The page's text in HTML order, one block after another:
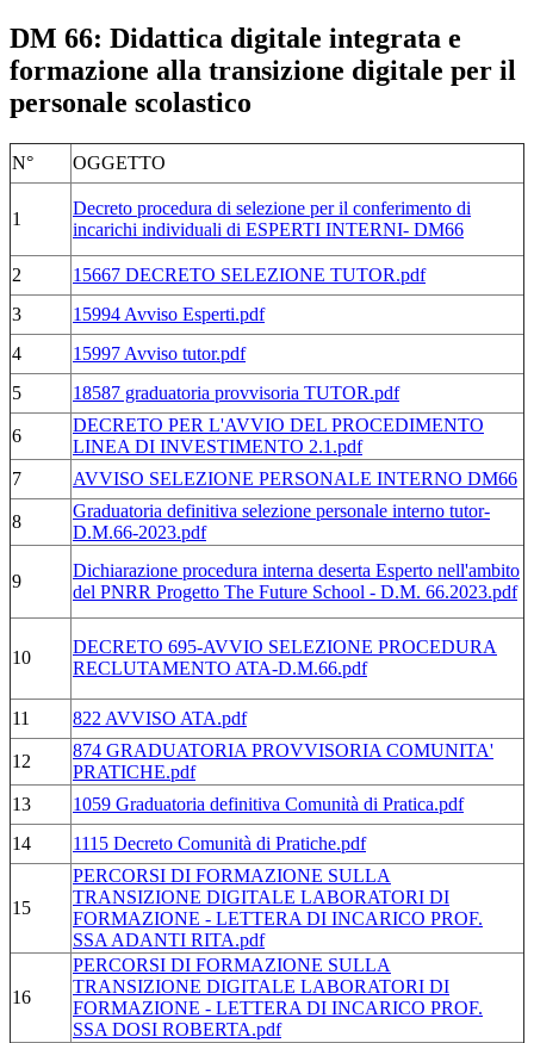
DM 66: Didattica digitale integrata e
formazione alla transizione digitale per il
personale scolastico
N° OGGETTO
1
Decreto procedura di selezione per il conferimento di
incarichi individuali di ESPERTI INTERNI- DM66
2
15667 DECRETO SELEZIONE TUTOR.pdf
3
15994 Avviso Esperti.pdf
4
15997 Avviso tutor.pdf
5
18587 graduatoria provvisoria TUTOR.pdf
6
DECRETO PER L'AVVIO DEL PROCEDIMENTO
LINEA DI INVESTIMENTO 2.1.pdf
7
AVVISO SELEZIONE PERSONALE INTERNO DM66
8
Graduatoria definitiva selezione personale interno tutor-
D.M.66-2023.pdf
9
Dichiarazione procedura interna deserta Esperto nell'ambito
del PNRR Progetto The Future School - D.M. 66.2023.pdf
10
DECRETO 695-AVVIO SELEZIONE PROCEDURA
RECLUTAMENTO ATA-D.M.66.pdf
11 822 AVVISO ATA.pdf
12
874 GRADUATORIA PROVVISORIA COMUNITA'
PRATICHE.pdf
13
1059 Graduatoria definitiva Comunità di Pratica.pdf
14
1115 Decreto Comunità di Pratiche.pdf
15
PERCORSI DI FORMAZIONE SULLA
TRANSIZIONE DIGITALE LABORATORI DI
FORMAZIONE - LETTERA DI INCARICO PROF.
SSA ADANTI RITA.pdf
16
PERCORSI DI FORMAZIONE SULLA
TRANSIZIONE DIGITALE LABORATORI DI
FORMAZIONE - LETTERA DI INCARICO PROF.
SSA DOSI ROBERTA.pdf